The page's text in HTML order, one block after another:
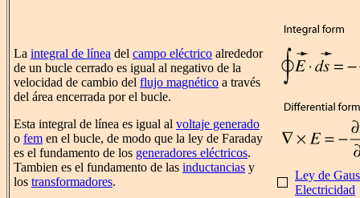
La integral de línea del campo eléctrico alrededor
de un bucle cerrado es igual al negativo de la
velocidad de cambio del flujo magnético a través
del área encerrada por el bucle.
Esta integral de línea es igual al voltaje generado
o fem en el bucle, de modo que la ley de Faraday
es el fundamento de los generadores eléctricos.
Tambien es el fundamento de las inductancias y
los transformadores.
Ley de
Electricidad